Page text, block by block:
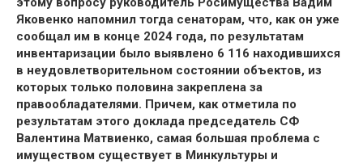
Яковенко напомнил тогда сенаторам, что, как он уже
сообщал им в конце 2024 года, по результатам
инвентаризации было выявлено 6 116 находившихся
в неудовлетворительном состоянии объектов, из
которых только половина закреплена за
правообладателями. Причем, как отметила по
результатам этого доклада председатель СФ
Валентина Матвиенко, самая большая проблема с
имуществом существует в Минкультуры и